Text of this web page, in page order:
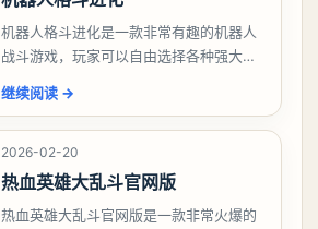
机器人格斗进化是一款非常有趣的机器人
战斗游戏，玩家可以自由选择各种强大的
和敌人，自由完成各种考验来赢得最终战
斗胜利，给玩家带
继续阅读 →
2026-02-20
热血英雄大乱斗官网版
热血英雄大乱斗官网版是一款非常火爆的